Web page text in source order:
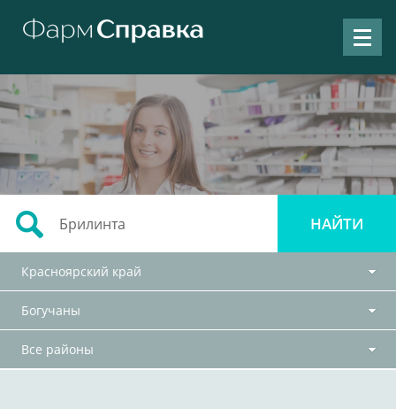
Красноярский край
Богучаны
Все районы